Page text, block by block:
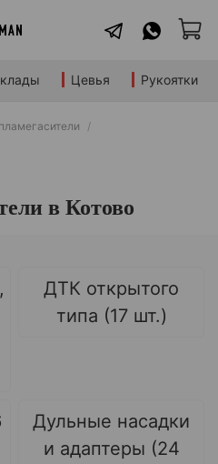
Цевья Рукоятки
в Котово
ДТК открытого
типа (17 шт.)
Дульные насадки
и адаптеры (24